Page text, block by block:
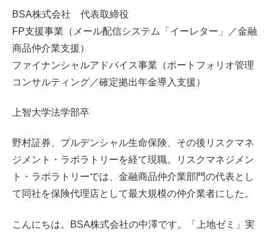
BSA株式会社 代表取締役
FP支援事業（メール配信システム「イーレター」／金融
商品仲介業支援）
ファイナンシャルアドバイス事業（ポートフォリオ管理
コンサルティング／確定拠出年金導入支援）
上智大学法学部卒
野村証券、プルデンシャル生命保険、その後リスクマネ
ジメント・ラボラトリーを経て現職。リスクマネジメン
ト・ラボラトリーでは、金融商品仲介業部門の代表とし
て同社を保険代理店として最大規模の仲介業者にした。
こんにちは。BSA株式会社の中澤です。「上地ゼミ」実